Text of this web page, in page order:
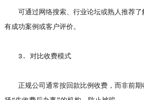
可通过网络搜索、行业论坛或熟人推荐了
有成功案例或客户评价。
3. 对比收费模式
正规公司通常按回款比例收费，而非前期